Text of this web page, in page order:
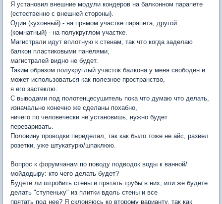
Я установил внешние модули кондеров на балконном парапете
(естественно с внешней стороны).
Один (кухонный) - на прямом участке парапета, другой
(комнатный) - на полукруглом участке.
Магистрали идут вплотную к стенам, так что когда заделаю
балкон пластиковыми панелями,
магистралей видно не будет.
Таким образом полукруглый участок балкона у меня свободен и
может использоваться как полезное пространство,
я его застеклю.
С выводами под полотенцесушитель пока что думаю что делать,
изначально конечно же сделаны похабно,
ничего по человечески не установишь, нужно будет
переваривать.
Половину проводки переделал, так как было тоже не айс, развел
розетки, уже штукатурю/шпаклюю.
Вопрос к форумчанам по поводу подводок воды к ванной/
мойдодыру: кто чего делать будет?
Будете ли штробить стены и прятать трубы в них, или же будете
делать "ступеньку" из плитки вдоль стены и все
прятать под нее? Я склоняюсь ко второму варианту, так как